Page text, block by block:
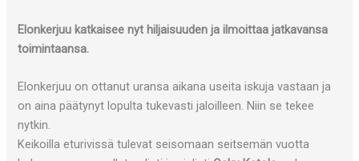
Elonkerjuu katkaisee nyt hiljaisuuden ja ilmoittaa jatkavansa
toimintaansa.
Elonkerjuu on ottanut uransa aikana useita iskuja vastaan ja
on aina päätynyt lopulta tukevasti jaloilleen. Niin se tekee
nytkin.
Keikoilla eturivissä tulevat seisomaan seitsemän vuotta